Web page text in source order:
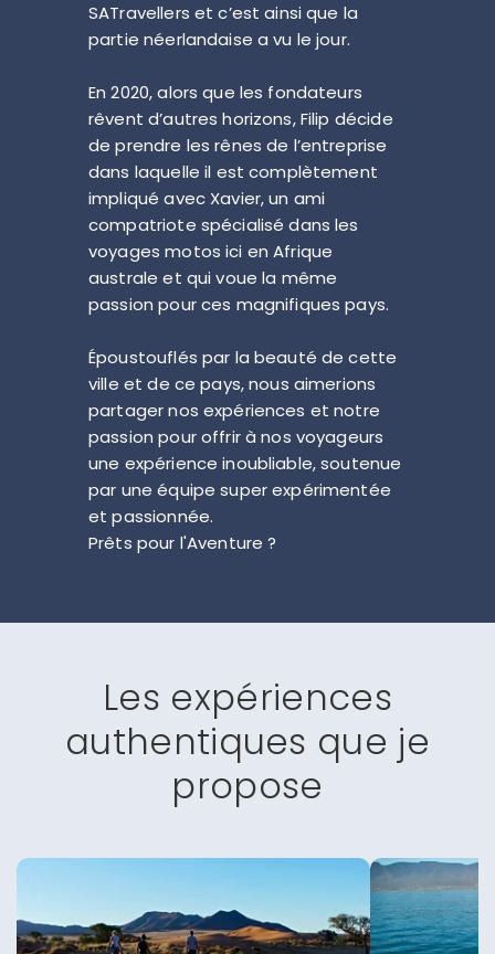
SATravellers et c’est ainsi que la
partie néerlandaise a vu le jour.
En 2020, alors que les fondateurs
rêvent d’autres horizons, Filip décide
de prendre les rênes de l’entreprise
dans laquelle il est complètement
impliqué avec Xavier, un ami
compatriote spécialisé dans les
voyages motos ici en Afrique
australe et qui voue la même
passion pour ces magnifiques pays.
Époustouflés par la beauté de cette
ville et de ce pays, nous aimerions
partager nos expériences et notre
passion pour offrir à nos voyageurs
une expérience inoubliable, soutenue
par une équipe super expérimentée
et passionnée.
Prêts pour l'Aventure ?
Les expériences
authentiques que je
propose